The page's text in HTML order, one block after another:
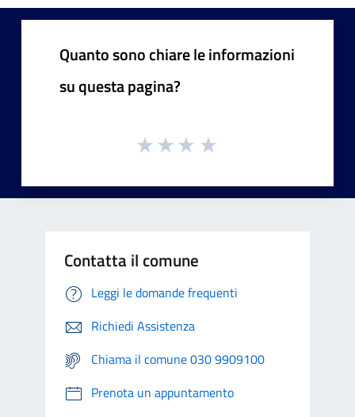
Quanto sono chiare le informazioni
su questa pagina?
Contatta il comune
Leggi le domande frequenti
Richiedi Assistenza
Chiama il comune 030 9909100
Prenota un appuntamento